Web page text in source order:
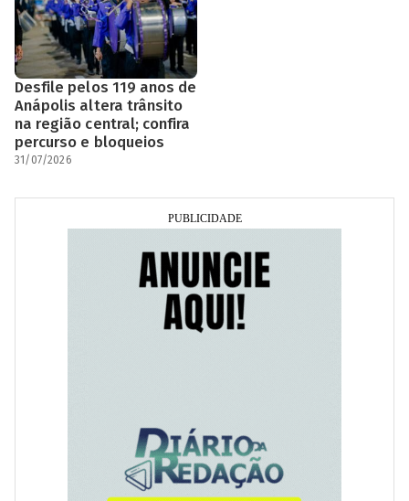
Desfile pelos 119 anos de
Anápolis altera trânsito
na região central; confira
percurso e bloqueios
31/07/2026